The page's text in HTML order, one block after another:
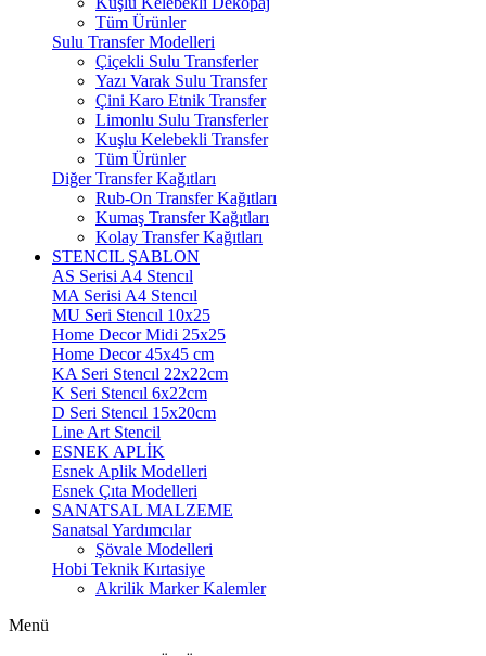
Tüm Ürünler
Sulu Transfer Modelleri
Çiçekli Sulu Transferler
Yazı Varak Sulu Transfer
Çini Karo Etnik Transfer
Limonlu Sulu Transferler
Kuşlu Kelebekli Transfer
Tüm Ürünler
Diğer Transfer Kağıtları
Rub-On Transfer Kağıtları
Kumaş Transfer Kağıtları
Kolay Transfer Kağıtları
STENCIL ŞABLON
AS Serisi A4 Stencıl
MA Serisi A4 Stencıl
MU Seri Stencıl 10x25
Home Decor Midi 25x25
Home Decor 45x45 cm
KA Seri Stencıl 22x22cm
K Seri Stencıl 6x22cm
D Seri Stencıl 15x20cm
Line Art Stencil
ESNEK APLİK
Esnek Aplik Modelleri
Esnek Çıta Modelleri
SANATSAL MALZEME
Sanatsal Yardımcılar
Şövale Modelleri
Hobi Teknik Kırtasiye
Akrilik Marker Kalemler
Menü